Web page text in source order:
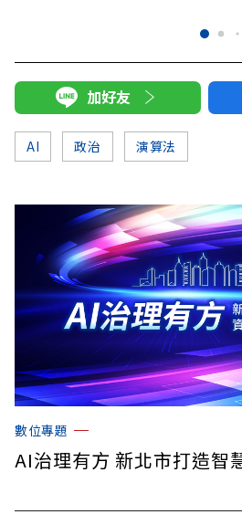
加好友
AI 政治 演算法
數位專題
AI治理有方 新北市打造智